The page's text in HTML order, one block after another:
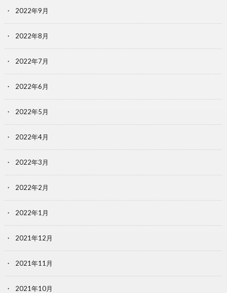
2022年9月
2022年8月
2022年7月
2022年6月
2022年5月
2022年4月
2022年3月
2022年2月
2022年1月
2021年12月
2021年11月
2021年10月